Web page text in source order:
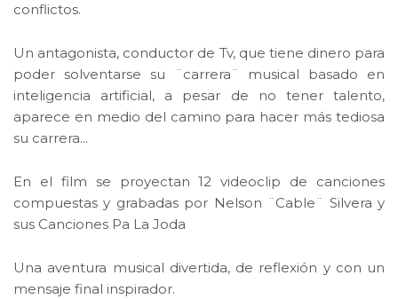
conflictos.
Un antagonista, conductor de Tv, que tiene dinero para
poder solventarse su ¨carrera¨ musical basado en
inteligencia artificial, a pesar de no tener talento,
aparece en medio del camino para hacer más tediosa
su carrera...
En el film se proyectan 12 videoclip de canciones
compuestas y grabadas por Nelson ¨Cable¨ Silvera y
sus Canciones Pa La Joda
Una aventura musical divertida, de reflexión y con un
mensaje final inspirador.